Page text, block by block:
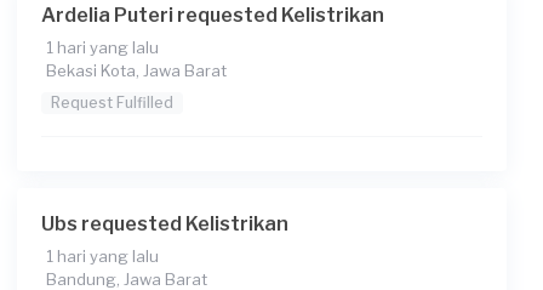
Ardelia Puteri requested Kelistrikan
1 hari yang lalu
Bekasi Kota, Jawa Barat
Request Fulfilled
Ubs requested Kelistrikan
1 hari yang lalu
Bandung, Jawa Barat